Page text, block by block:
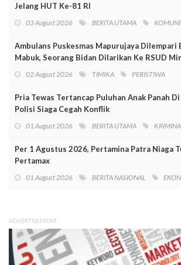
Jelang HUT Ke-81 RI
03 August 2026 BERITA UTAMA
Ambulans Puskesmas Mapurujaya Dilempari
Mabuk, Seorang Bidan Dilarikan Ke RSUD
02 August 2026 TIMIKA PERISTIWA
Pria Tewas Tertancap Puluhan Anak Panah
Polisi Siaga Cegah Konflik
01 August 2026 BERITA UTAMA
Per 1 Agustus 2026, Pertamina Patra Niaga
Pertamax
01 August 2026 BERITA NASIONAL
ADVERTISEMENT